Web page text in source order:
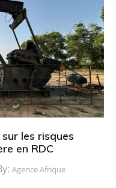
les risques
en RDC
Agence Afrique